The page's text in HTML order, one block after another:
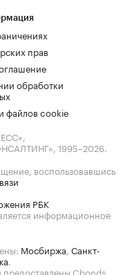
прав
обработки
файлов cookie
1995–2026.
воспользовавшись
РБК
информационное
Мосбиржа, Санкт-
.
Cbonds.